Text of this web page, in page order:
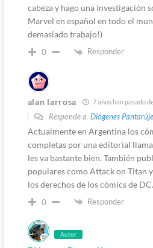
cabeza y hago una investigación
Marvel en español en todo el
demasiado trabajo!)
0 Responder
alan larrosa 7 años han pasado
Responde a Diógenes
Actualmente en Argentina los
completas por una editorial
les va bastante bien. También
populares como Attack on Titan
los derechos de los cómics de DC.
0 Responder
Autor